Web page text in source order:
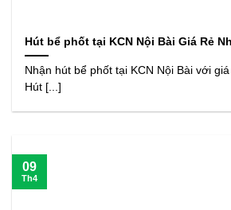
Hút bể phốt tại KCN Nội Bài Giá Rẻ
Nhận hút bể phốt tại KCN Nội Bài với
Hút [...]
09
Th4